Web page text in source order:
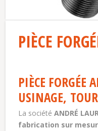
PIÈCE
PIÈCE FORGÉE
USINAGE,
La sociétéANDRÉ
fabrication sur